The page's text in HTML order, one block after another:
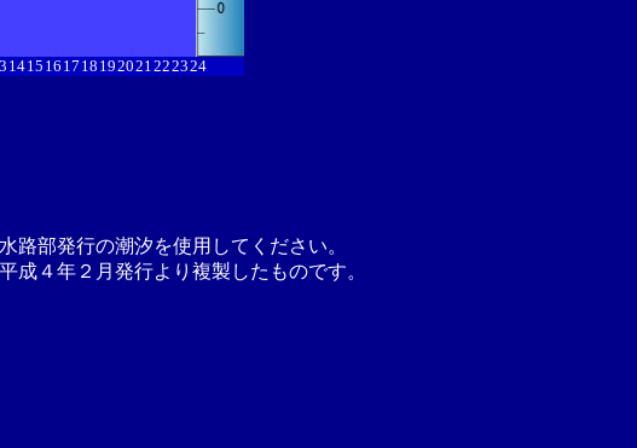
1415 16 17 18 192021222324
路部発行の潮汐を使用してください。
４年２月発行より複製したものです。